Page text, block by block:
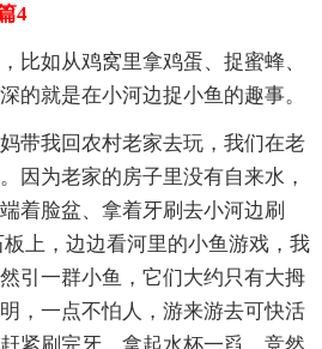
4
比如从鸡窝里拿鸡蛋、捉蜜蜂、
的就是在小河边捉小鱼的趣事。
带我回农村老家去玩，我们在老
因为老家的房子里没有自来水，
着脸盆、拿着牙刷去小河边刷
上，边边看河里的小鱼游戏，我
引一群小鱼，它们大约只有大拇
，一点不怕人，游来游去可快活
紧刷完牙，拿起水杯一舀，竞然